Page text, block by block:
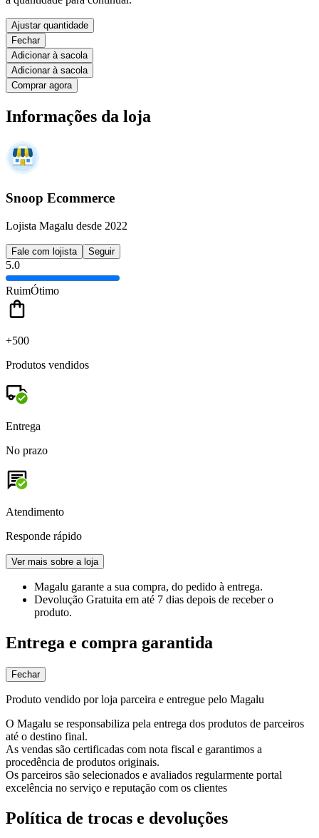
Ajustar quantidade
Fechar
Adicionar à sacola
Adicionar à sacola
Comprar agora
Informações da loja
Snoop Ecommerce
Lojista Magalu desde 2022
Fale com lojista Seguir
5.0
RuimÓtimo
+500
Produtos vendidos
Entrega
No prazo
Atendimento
Responde rápido
Ver mais sobre a loja
Magalu garante a sua compra, do pedido à entrega.
Devolução Gratuita em até 7 dias depois de receber o
produto.
Entrega e compra garantida
Fechar
Produto vendido por loja parceira e entregue pelo Magalu
O Magalu se responsabiliza pela entrega dos produtos de parceiros
até o destino final.
As vendas são certificadas com nota fiscal e garantimos a
procedência de produtos originais.
Os parceiros são selecionados e avaliados regularmente portal
excelência no serviço e reputação com os clientes
Política de trocas e devoluções